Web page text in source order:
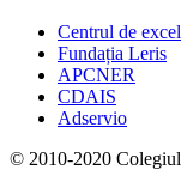
Centrul de
Fundația Leris
APCNER
CDAIS
Adservio
© 2010-2020